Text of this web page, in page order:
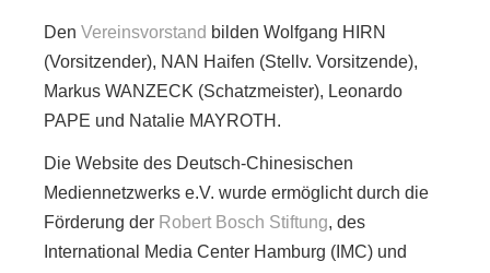
Den Vereinsvorstand bilden Wolfgang HIRN
(Vorsitzender), NAN Haifen (Stellv. Vorsitzende),
Markus WANZECK (Schatzmeister), Leonardo
PAPE und Natalie MAYROTH.
Die Website des Deutsch-Chinesischen
Mediennetzwerks e.V. wurde ermöglicht durch die
Förderung der Robert Bosch Stiftung, des
International Media Center Hamburg (IMC) und